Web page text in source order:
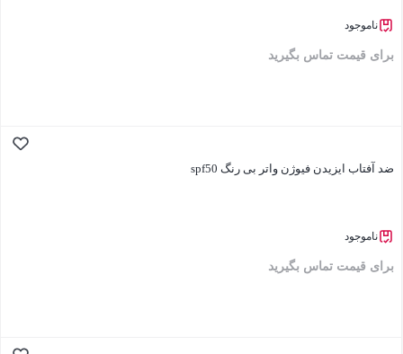
ناموجود
برای قیمت تماس بگیرید
ضد آفتاب ایزیدن فیوژن واتر بی رنگ spf50
ناموجود
برای قیمت تماس بگیرید